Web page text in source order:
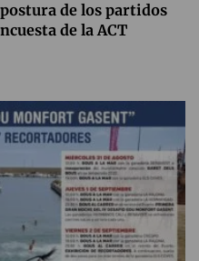
de los partidos
de la ACT